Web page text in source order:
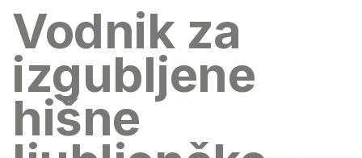
Vodnik za
izgubljene
hišne